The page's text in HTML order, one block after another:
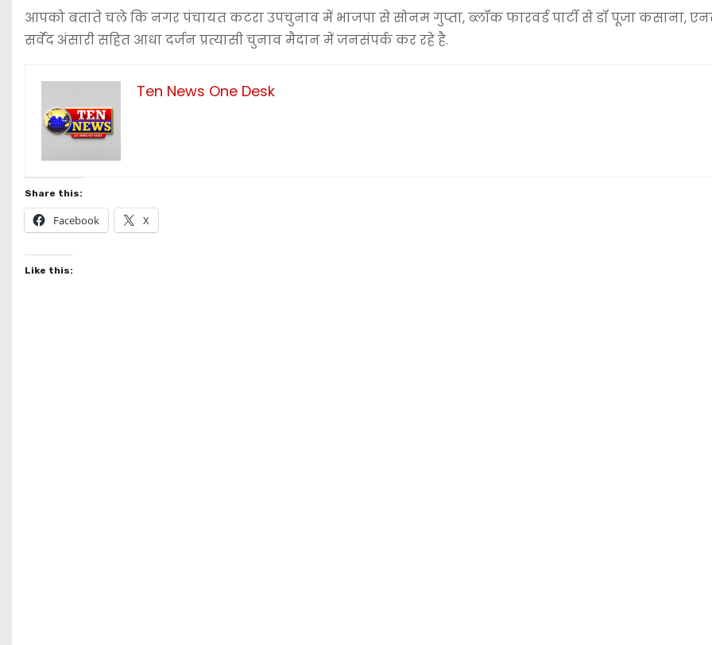
आपको बताते चले कि नगर पंचायत कटरा उपचुनाव में भाजपा से सोनम गुप्ता, ब्लॉक फारवर्ड पार्टी से डॉ पूजा कसाना,
सर्वेद अंसारी सहित आधा दर्जन प्रत्यासी चुनाव मैदान में जनसंपर्क कर रहे है.
Ten News One Desk
Share this:
Facebook X
Like this: